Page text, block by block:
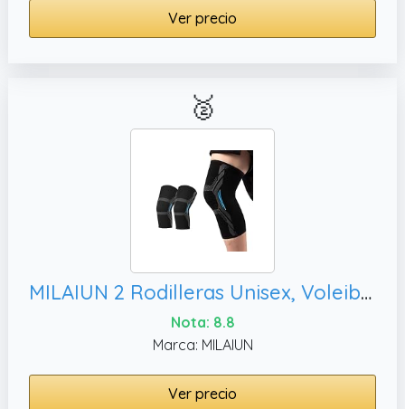
Ver precio
🥈
MILAIUN 2 Rodilleras Unisex, Voleibol (Azul-XL)
Nota: 8.8
Marca: MILAIUN
Ver precio